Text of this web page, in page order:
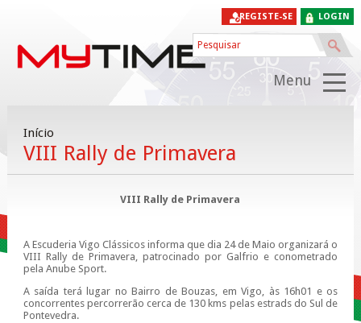
LOGIN
REGISTE-SE
Menu
Início
VIII Rally de Primavera
VIII Rally de Primavera
A Escuderia Vigo Clássicos informa que dia 24 de Maio organizará o
VIII Rally de Primavera, patrocinado por Galfrio e conometrado
pela Anube Sport.
A saída terá lugar no Bairro de Bouzas, em Vigo, às 16h01 e os
concorrentes percorrerão cerca de 130 kms pelas estrads do Sul de
Pontevedra.